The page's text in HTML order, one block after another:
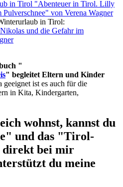
in Tirol:
und die Gefahr im
"
" begleitet Eltern und Kinder
geeignet ist es auch für die
in Kita, Kindergarten,
wohnst, kannst du
und das "Tirol-
direkt bei mir
du meine